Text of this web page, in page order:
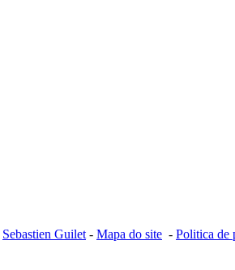
Sebastien Guilet - Mapa do site - Politica de